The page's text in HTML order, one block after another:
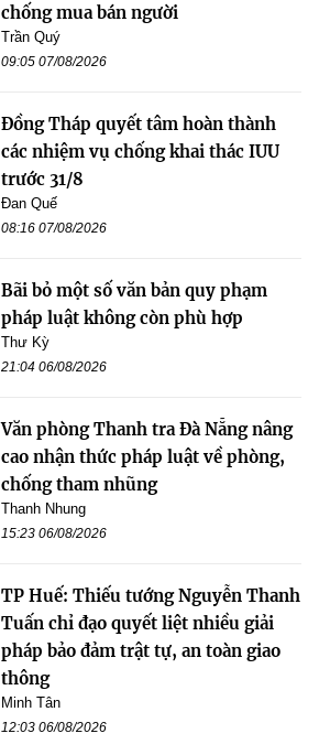
chống mua bán người
Trần Quý
09:05 07/08/2026
Đồng Tháp quyết tâm hoàn thành
các nhiệm vụ chống khai thác IUU
trước 31/8
Đan Quế
08:16 07/08/2026
Bãi bỏ một số văn bản quy phạm
pháp luật không còn phù hợp
Thư Kỳ
21:04 06/08/2026
Văn phòng Thanh tra Đà Nẵng nâng
cao nhận thức pháp luật về phòng,
chống tham nhũng
Thanh Nhung
15:23 06/08/2026
TP Huế: Thiếu tướng Nguyễn Thanh
Tuấn chỉ đạo quyết liệt nhiều giải
pháp bảo đảm trật tự, an toàn giao
thông
Minh Tân
12:03 06/08/2026